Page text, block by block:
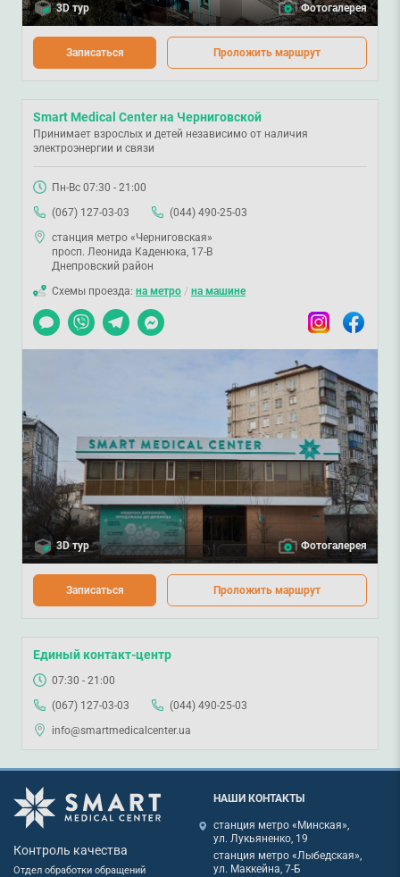
3D тур Фотогалерея
Записаться Проложить маршрут
Smart Medical Center на Черниговской
Принимает взрослых и детей независимо от наличия
электроэнергии и связи
Пн-Вс 07:30 - 21:00
(067) 127-03-03
(044) 490-25-03
станция метро «Черниговская»
просп. Леонида Каденюка, 17-В
Днепровский район
Схемы проезда: на метро / на машине
Чат
Viber TelegramMessenger InstagramFacebook
3D тур Фотогалерея
Записаться Проложить маршрут
Единый контакт-центр
07:30 - 21:00
(067) 127-03-03
(044) 490-25-03
info@smartmedicalcenter.ua
Контроль качества
Отдел обработки обращений
НАШИ КОНТАКТЫ
станция метро «Минская»,
ул. Лукьяненко, 19
станция метро «Лыбедская»,
ул. Маккейна, 7-Б